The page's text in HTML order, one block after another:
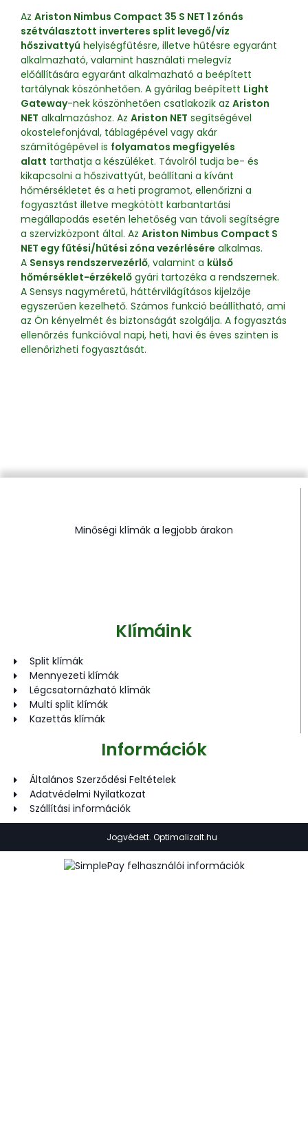
Az Ariston Nimbus Compact 35 S NET 1 zónás
szétválasztott inverteres split levegő/víz
hőszivattyú helyiségfűtésre, illetve hűtésre egyaránt
alkalmazható, valamint használati melegvíz
előállítására egyaránt alkalmazható a beépített
tartálynak köszönhetően. A gyárilag beépített Light
Gateway-nek köszönhetően csatlakozik az Ariston
NET alkalmazáshoz. Az Ariston NET segítségével
okostelefonjával, táblagépével vagy akár
számítógépével is folyamatos megfigyelés
alatt tarthatja a készüléket. Távolról tudja be- és
kikapcsolni a hőszivattyút, beállítani a kívánt
hőmérsékletet és a heti programot, ellenőrizni a
fogyasztást illetve megkötött karbantartási
megállapodás esetén lehetőség van távoli segítségre
a szervizközpont által. Az Ariston Nimbus Compact S
NET egy fűtési/hűtési zóna vezérlésére alkalmas.
A Sensys rendszervezérlő, valamint a külső
hőmérséklet-érzékelő gyári tartozéka a rendszernek.
A Sensys nagyméretű, háttérvilágításos kijelzője
egyszerűen kezelhető. Számos funkció beállítható, ami
az Ön kényelmét és biztonságát szolgálja. A fogyasztás
ellenőrzés funkcióval napi, heti, havi és éves szinten is
ellenőrizheti fogyasztását.
Minőségi klímák a legjobb árakon
Klímáink
Split klímák
Mennyezeti klímák
Légcsatornázható klímák
Multi split klímák
Kazettás klímák
Információk
Általános Szerződési Feltételek
Adatvédelmi Nyilatkozat
Szállítási információk
Jogvédett. Optimalizalt.hu